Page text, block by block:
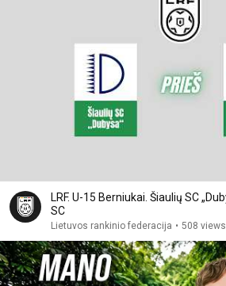
LRF. U-15 Berniukai. Šiaulių SC „Dubysa“ - Panevėžio
SC
Lietuvos rankinio federacija • 508 views